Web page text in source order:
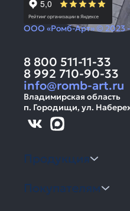
ООО «Ромб-Арт» © 2023
8 800 511-11-33
8 992 710-90-33
info@romb-art.ru
Владимирская область
п. Городищи, ул.
Продукция
Покупателям